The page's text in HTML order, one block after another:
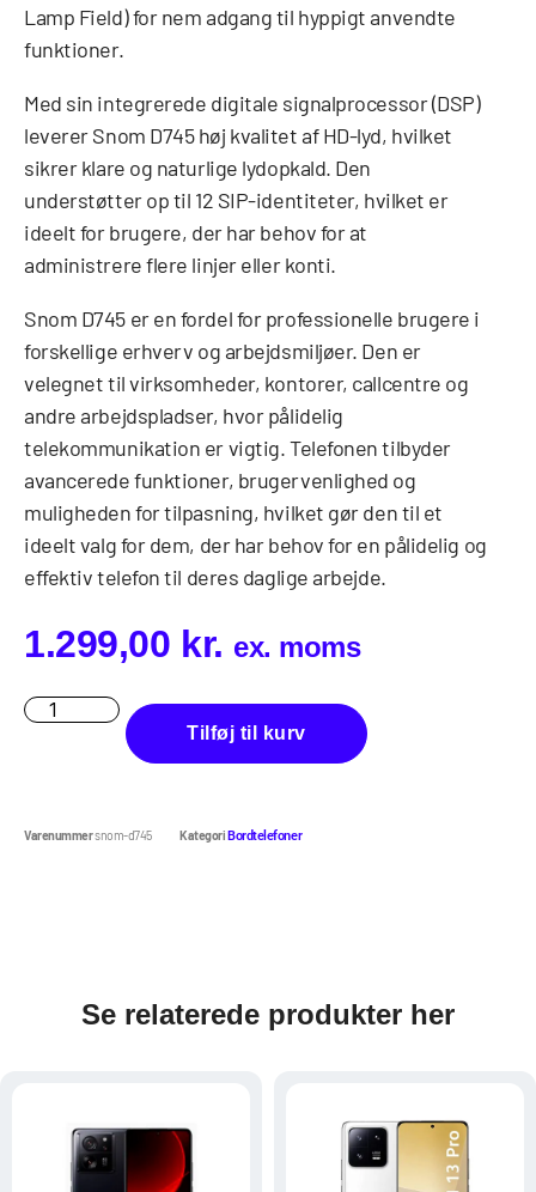
Lamp Field) for nem adgang til hyppigt anvendte
funktioner.
Med sin integrerede digitale signalprocessor (DSP)
leverer Snom D745 høj kvalitet af HD-lyd, hvilket
sikrer klare og naturlige lydopkald. Den
understøtter op til 12 SIP-identiteter, hvilket er
ideelt for brugere, der har behov for at
administrere flere linjer eller konti.
Snom D745 er en fordel for professionelle brugere i
forskellige erhverv og arbejdsmiljøer. Den er
velegnet til virksomheder, kontorer, callcentre og
andre arbejdspladser, hvor pålidelig
telekommunikation er vigtig. Telefonen tilbyder
avancerede funktioner, brugervenlighed og
muligheden for tilpasning, hvilket gør den til et
ideelt valg for dem, der har behov for en pålidelig og
effektiv telefon til deres daglige arbejde.
1.299,00 kr. ex. moms
Tilføj til kurv
Varenummersnom-d745 KategoriBordtelefoner
Se relaterede produkter her